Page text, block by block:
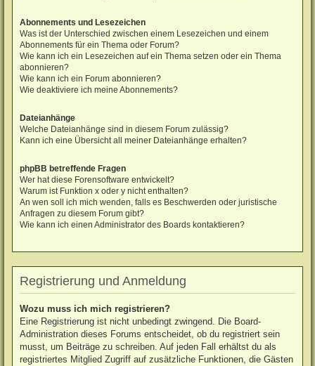
Abonnements und Lesezeichen
Was ist der Unterschied zwischen einem Lesezeichen und einem
Abonnements für ein Thema oder Forum?
Wie kann ich ein Lesezeichen auf ein Thema setzen oder ein Thema
abonnieren?
Wie kann ich ein Forum abonnieren?
Wie deaktiviere ich meine Abonnements?
Dateianhänge
Welche Dateianhänge sind in diesem Forum zulässig?
Kann ich eine Übersicht all meiner Dateianhänge erhalten?
phpBB betreffende Fragen
Wer hat diese Forensoftware entwickelt?
Warum ist Funktion x oder y nicht enthalten?
An wen soll ich mich wenden, falls es Beschwerden oder juristische
Anfragen zu diesem Forum gibt?
Wie kann ich einen Administrator des Boards kontaktieren?
Registrierung und Anmeldung
Wozu muss ich mich registrieren?
Eine Registrierung ist nicht unbedingt zwingend. Die Board-
Administration dieses Forums entscheidet, ob du registriert sein
musst, um Beiträge zu schreiben. Auf jeden Fall erhältst du als
registriertes Mitglied Zugriff auf zusätzliche Funktionen, die Gästen